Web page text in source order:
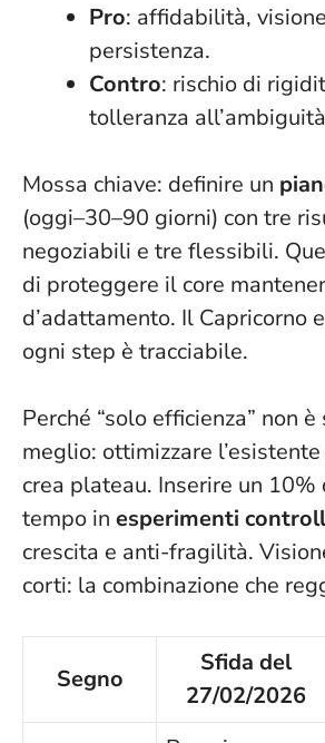
Pro: affidabilità,
persistenza.
Contro: rischio di
tolleranza
Mossa chiave: definire un
(oggi–30–90 giorni) con tre
negoziabili e tre flessibili.
di proteggere il core
d’adattamento. Il Capricorno
ogni step è tracciabile.
Perché “solo efficienza” non
meglio: ottimizzare
crea plateau. Inserire un
tempo in esperimenti
crescita e anti-fragilità.
corti: la combinazione che
Segno
Sfida del
27/02/2026